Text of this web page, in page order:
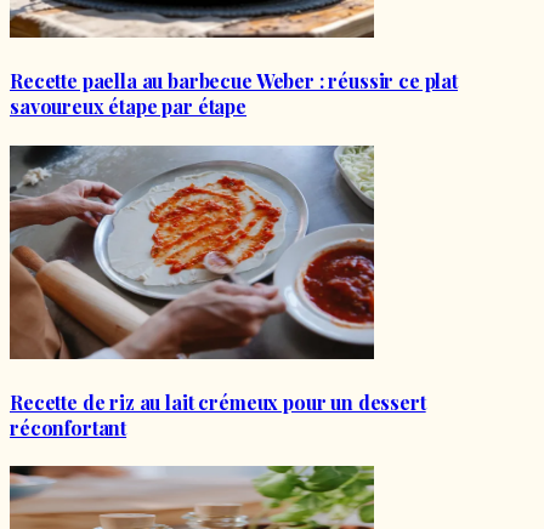
Recette paella au barbecue Weber : réussir ce plat
savoureux étape par étape
Recette de riz au lait crémeux pour un dessert
réconfortant